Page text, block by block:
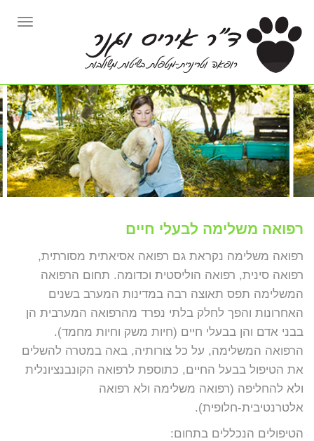
רפואה משלימה לבעלי חיים
רפואה משלימה נקראת גם רפואה אסיאתית מסורתית,
רפואה סינית, רפואה הוליסטית וכדומה. תחום הרפואה
המשלימה תפס תאוצה רבה במדינות המערב בשנים
האחרונות והפך לחלק בלתי נפרד מהרפואה המערבית הן
בבני אדם והן בבעלי חיים (חיות משק וחיות מחמד).
הרפואה המשלימה, על כל צורותיה, באה במטרה להשלים
את הטיפול בבעל החיים, כתוספת לרפואה הקונבנציונלית
ולא להחליפה (רפואה משלימה ולא רפואה
אלטרנטיבית-חלופית).
הטיפולים הנכללים בתחום: